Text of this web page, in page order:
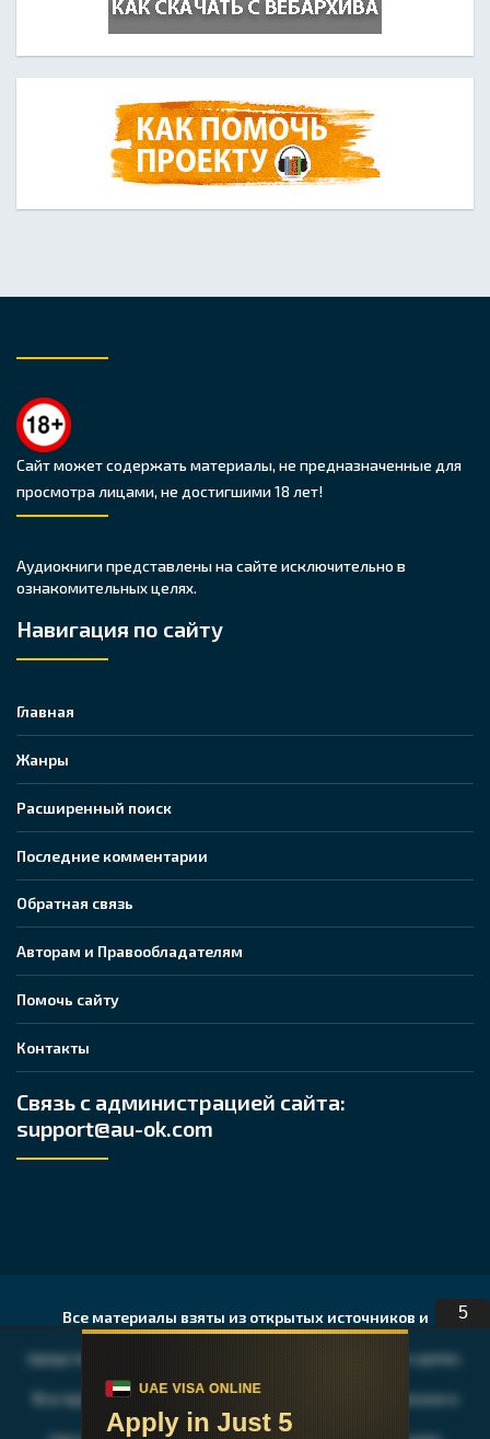
5
Сайт может содержать материалы, не предназначенные для
просмотра лицами, не достигшими 18 лет!
Аудиокниги представлены на сайте исключительно в
ознакомительных целях.
Навигация по сайту
Главная
Жанры
Расширенный поиск
Последние комментарии
Обратная связь
Авторам и Правообладателям
Помочь сайту
Контакты
Связь с администрацией сайта:
support@au-ok.com
Все материалы взяты из открытых источников и
представлены исключительно в ознакомительных целях.
Все права на публикуемые аудио, видео, графические и